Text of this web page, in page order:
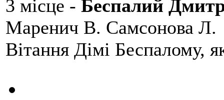
3 місце - Беспалий
Маренич В. Самсонова Л.
Вітання Дімі Беспалому,